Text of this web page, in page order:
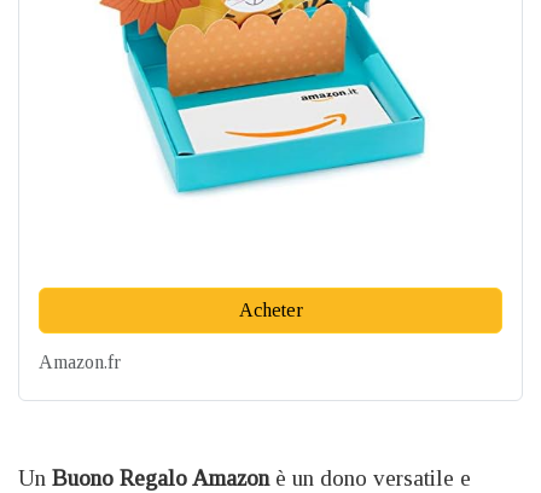
Acheter
Amazon.fr
Un Buono Regalo Amazon è un dono versatile e